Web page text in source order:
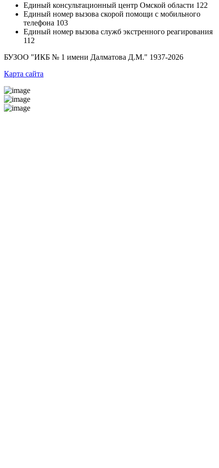
Единый консультационный центр Омской области 122
Единый номер вызова скорой помощи с мобильного
телефона 103
Единый номер вызова служб экстренного реагирования
112
БУЗОО "ИКБ № 1 имени Далматова Д.М." 1937-2026
Карта сайта